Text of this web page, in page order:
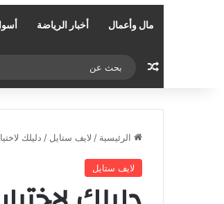
مال وأعمال أخبار الرياضة
مقال عشوائي
الرئيسية / لايف ستايل / دليلك
لايف ستايل